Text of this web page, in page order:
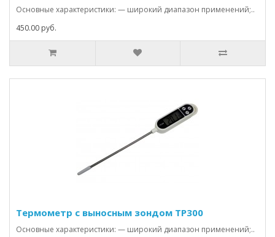
Основные характеристики: — широкий диапазон применений;..
450.00 руб.
Термометр с выносным зондом TP300
Основные характеристики: — широкий диапазон применений;..